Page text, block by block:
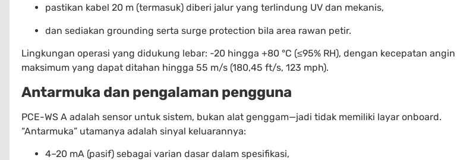
pastikan kabel 20 m (termasuk) diberi jalur yang terlindung UV dan mekanis,
dan sediakan grounding serta surge protection bila area rawan petir.
Lingkungan operasi yang didukung lebar: -20 hingga +80 °C (≤95% RH), dengan kecepatan angin
maksimum yang dapat ditahan hingga 55 m/s (180,45 ft/s, 123 mph).
Antarmuka dan pengalaman pengguna
PCE-WS A adalah sensor untuk sistem, bukan alat genggam—jadi tidak memiliki layar onboard.
“Antarmuka” utamanya adalah sinyal keluarannya:
4–20 mA (pasif) sebagai varian dasar dalam spesifikasi,